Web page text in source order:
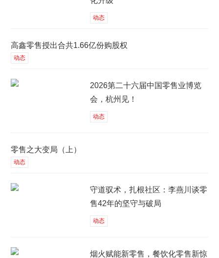
动态
高鑫零售授出合共1.66亿份购股权
动态
2026第二十六届中国零售业博览
会，杭州见！
动态
零售之大变局（上）
动态
守道驭术，扎根社区：李燕川谈零
售42年的坚守与破局
动态
烟火赋能新零售，餐饮化零售新惊